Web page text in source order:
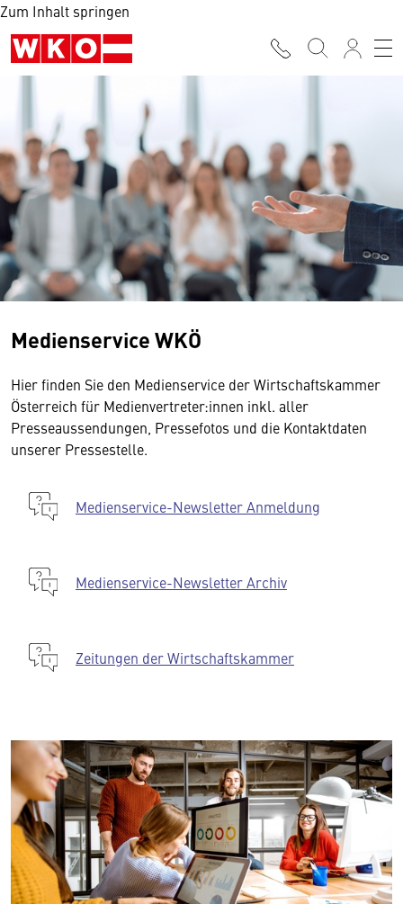
Zum Inhalt springen
Medienservice WKÖ
Hier finden Sie den Medienservice der Wirtschaftskammer
Österreich für Medienvertreter:innen inkl. aller
Presseaussendungen, Pressefotos und die Kontaktdaten
unserer Pressestelle.
Medienservice-Newsletter Anmeldung
Medienservice-Newsletter Archiv
Zeitungen der Wirtschaftskammer